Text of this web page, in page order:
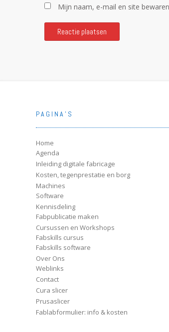
Mijn naam, e-mail en site
PAGINA’S
Home
Agenda
Inleiding digitale fabricage
Kosten, tegenprestatie en borg
Machines
Software
Kennisdeling
Fabpublicatie maken
Cursussen en Workshops
Fabskills cursus
Fabskills software
Over Ons
Weblinks
Contact
Cura slicer
Prusaslicer
Fablabformulier: info & kosten